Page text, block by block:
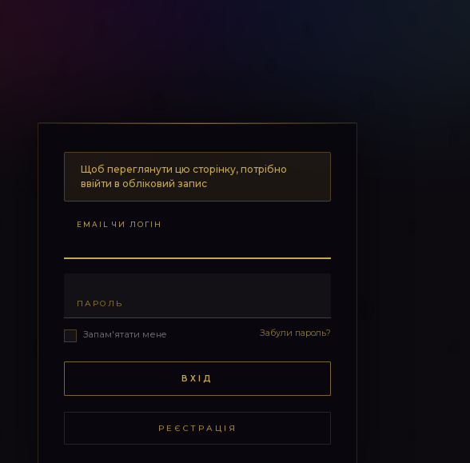
Щоб переглянути цю сторінку, потрібно
ввійти в обліковий запис
EMAIL ЧИ ЛОГІН
ПАРОЛЬ
Запам'ятати мене Забули пароль?
ВХІД
РЕЄСТРАЦІЯ